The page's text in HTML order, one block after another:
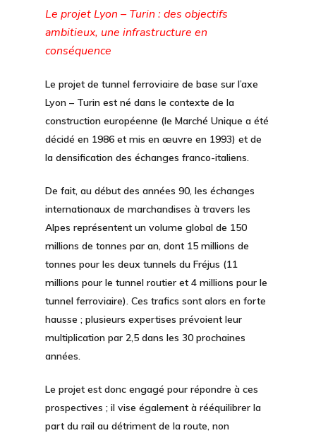
Le projet Lyon – Turin : des objectifs
ambitieux, une infrastructure en
conséquence
Le projet de tunnel ferroviaire de base sur l’axe
Lyon – Turin est né dans le contexte de la
construction européenne (le Marché Unique a été
décidé en 1986 et mis en œuvre en 1993) et de
la densification des échanges franco-italiens.
De fait, au début des années 90, les échanges
internationaux de marchandises à travers les
Alpes représentent un volume global de 150
millions de tonnes par an, dont 15 millions de
tonnes pour les deux tunnels du Fréjus (11
millions pour le tunnel routier et 4 millions pour le
tunnel ferroviaire). Ces trafics sont alors en forte
hausse ; plusieurs expertises prévoient leur
multiplication par 2,5 dans les 30 prochaines
années.
Le projet est donc engagé pour répondre à ces
prospectives ; il vise également à rééquilibrer la
part du rail au détriment de la route, non